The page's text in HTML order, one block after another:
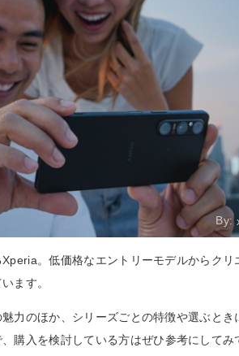
By:
。低価格なエントリーモデルからクリ
ます。
力のほか、シリーズごとの特徴や選ぶとき
購入を検討している方はぜひ参考にしてみ